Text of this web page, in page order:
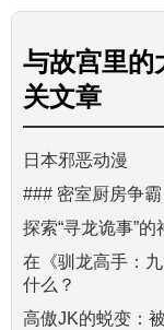
与故宫里的
关文章
日本邪恶动漫
### 密室厨房争
探索“寻龙诡事”的
在《驯龙高手：
什么？
高傲JK的蜕变：